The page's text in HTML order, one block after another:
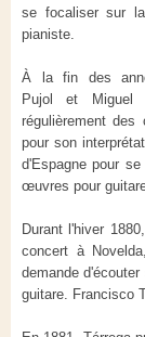
se focaliser sur
pianiste.
À la fin des
Pujol et Miguel
régulièrement des
pour son
d'Espagne pour
œuvres pour
Durant l'hiver
concert à
demande
guitare. Francisco